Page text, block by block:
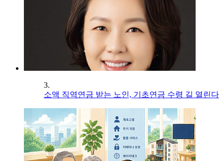
3.
소액 직역연금 받는 노인, 기초연금 수령 길 열린다